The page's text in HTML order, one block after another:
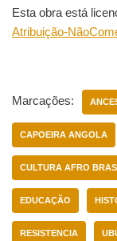
Esta obra está
Atribuição-
Marcações:
CAPOEIRA ANGOLA
CULTURA AFRO
EDUCAÇÃO
RESISTENCIA